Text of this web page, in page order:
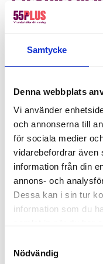
Samtycke
Denna webbplats
Vi använder
och annonserna till
för sociala medier
vidarebefordrar även
information från din
annons- och
Dessa kan i sin tur
information som du
Nödvändig
Täby
Löpande hjälp
Behovet av extra
Kanske behöver ni
fastighetsskötsel
dyker det upp
är sjuk eller på
flexibel
förenings situation.
Vi hjälper er med:
Vikarier vid